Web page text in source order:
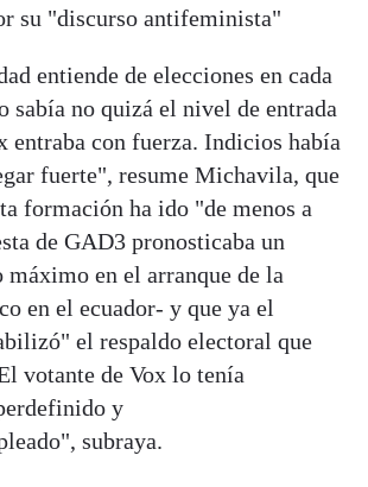
su "discurso antifeminista"
entiende de elecciones en cada
sabía no quizá el nivel de entrada
entraba con fuerza. Indicios había
fuerte", resume Michavila, que
formación ha ido "de menos a
de GAD3 pronosticaba un
máximo en el arranque de la
en el ecuador- y que ya el
el respaldo electoral que
votante de Vox lo tenía
y
subraya.